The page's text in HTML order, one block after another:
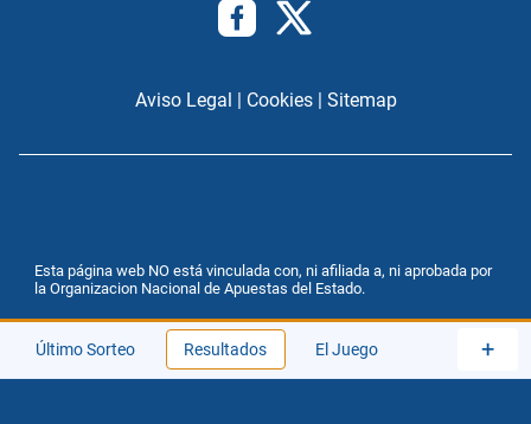
Último Sorteo Resultados El Juego +
Aviso Legal | Cookies| Sitemap
Esta página web NO está vinculada con, ni afiliada a, ni aprobada por
la Organizacion Nacional de Apuestas del Estado.